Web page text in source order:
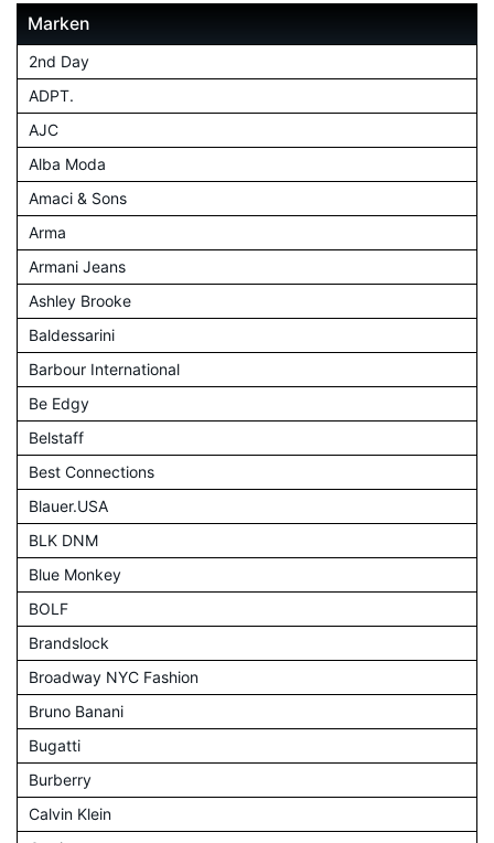
Marken
2nd Day
ADPT.
AJC
Alba Moda
Amaci & Sons
Arma
Armani Jeans
Ashley Brooke
Baldessarini
Barbour International
Be Edgy
Belstaff
Best Connections
Blauer.USA
BLK DNM
Blue Monkey
BOLF
Brandslock
Broadway NYC Fashion
Bruno Banani
Bugatti
Burberry
Calvin Klein